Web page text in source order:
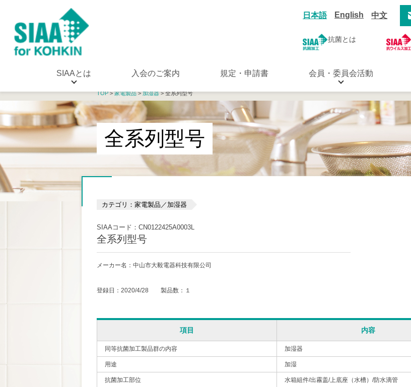
日本語 English 中文
抗菌とは
SIAAとは 入会のご案内 規定・申請書 会員・委員会活動
TOP>家電製品>加湿器> 全系列型号
全系列型号
カテゴリ：家電製品／加湿器
SIAAコード：CN0122425A0003L
全系列型号
メーカー名：中山市大毅電器科技有限公司
登録日：2020/4/28 製品数：１
項目 内容
同等抗菌加工製品群の内容 加湿器
用途 加湿
抗菌加工部位 水箱組件/出霧盖/上底座（水槽）/防水滴管